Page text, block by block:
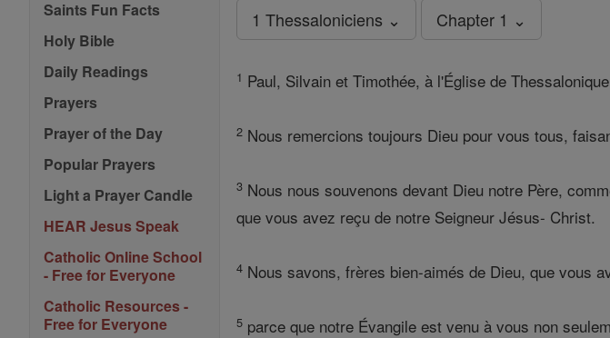
Saints Fun Facts
Holy Bible
Daily Readings
Prayers
Prayer of the Day
Popular Prayers
Light a Prayer Candle
HEAR Jesus Speak
Catholic Online School
- Free for Everyone
Catholic Resources -
Free for Everyone
1 Thessaloniciens ⌄ Chapter 1 ⌄
1 Paul, Silvain et Timothée, à l'Église de
2 Nous remercions toujours Dieu pour vous tous,
3 Nous nous souvenons devant Dieu notre Père,
que vous avez reçu de notre Seigneur Jésus- Christ.
4 Nous savons, frères bien-aimés de Dieu, que vous
5 parce que notre Évangile est venu à vous non